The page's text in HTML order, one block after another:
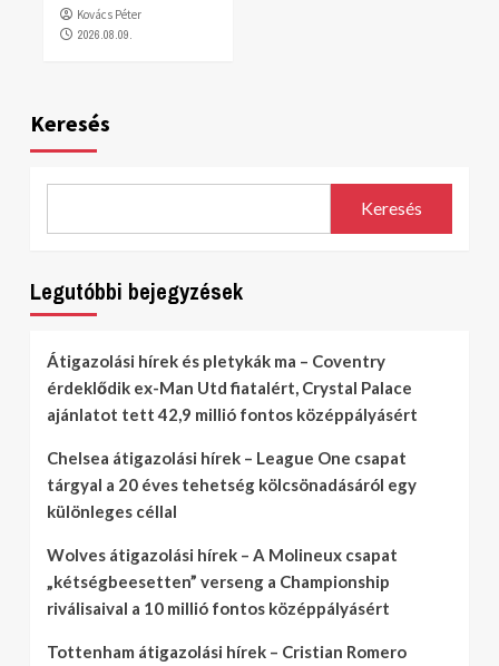
Kovács Péter
2026.08.09.
Keresés
Keresés
Legutóbbi bejegyzések
Átigazolási hírek és pletykák ma – Coventry
érdeklődik ex-Man Utd fiatalért, Crystal Palace
ajánlatot tett 42,9 millió fontos középpályásért
Chelsea átigazolási hírek – League One csapat
tárgyal a 20 éves tehetség kölcsönadásáról egy
különleges céllal
Wolves átigazolási hírek – A Molineux csapat
„kétségbeesetten” verseng a Championship
riválisaival a 10 millió fontos középpályásért
Tottenham átigazolási hírek – Cristian Romero